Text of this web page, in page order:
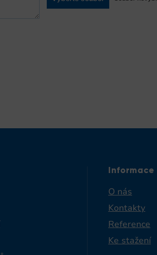
Informace
O nás
Kontakty
Reference
Ke stažení